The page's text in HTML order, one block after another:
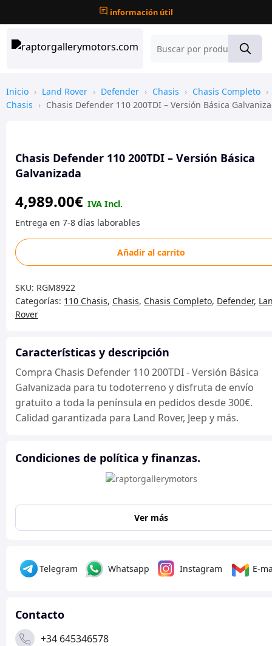
información útil
Inicio › Land Rover › Defender › Chasis › Chasis Completo ›
Chasis › Chasis Defender 110 200TDI – Versión Básica
Chasis Defender 110 200TDI – Versión Básica
Galvanizada
4,989.00€
Chasis
Defender
200TDI
-
Versión
Galvanizada
cantidad
Añadir al carrito
SKU: RGM8922
Categorías: 110 Chasis, Chasis, Chasis Completo, Defender,
Rover
Características y descripción
Compra Chasis Defender 110 200TDI - Versión Básica
Galvanizada para tu todoterreno y disfruta de envío
gratuito a toda la península en pedidos desde 300€.
Calidad garantizada para Land Rover, Jeep y más.
Condiciones de política y finanzas.
Ver más
Telegram Whatsapp Instagram E-
Contacto
+34 645346578